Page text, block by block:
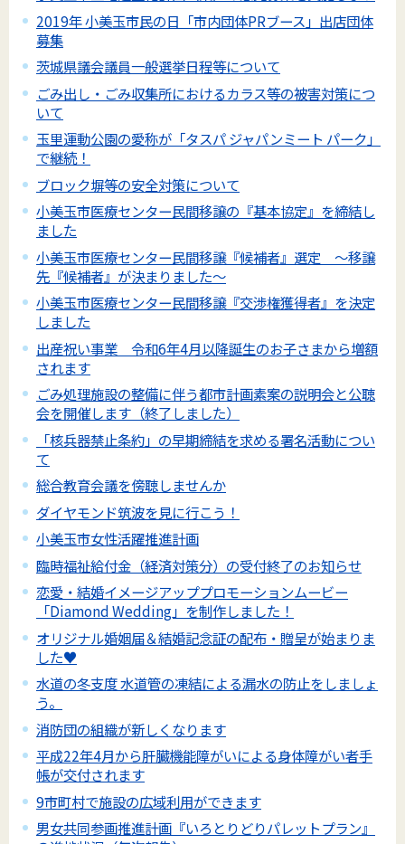
2019年 小美玉市民の日「市内団体PRブース」出店団体
募集
茨城県議会議員一般選挙日程等について
ごみ出し・ごみ収集所におけるカラス等の被害対策につ
いて
玉里運動公園の愛称が「タスパ ジャパンミート パーク」
で継続！
ブロック塀等の安全対策について
小美玉市医療センター民間移譲の『基本協定』を締結し
ました
小美玉市医療センター民間移譲『候補者』選定 ～移譲
先『候補者』が決まりました～
小美玉市医療センター民間移譲『交渉権獲得者』を決定
しました
出産祝い事業 令和6年4月以降誕生のお子さまから増額
されます
ごみ処理施設の整備に伴う都市計画素案の説明会と公聴
会を開催します（終了しました）
「核兵器禁止条約」の早期締結を求める署名活動につい
て
総合教育会議を傍聴しませんか
ダイヤモンド筑波を見に行こう！
小美玉市女性活躍推進計画
臨時福祉給付金（経済対策分）の受付終了のお知らせ
恋愛・結婚イメージアッププロモーションムービー
「Diamond Wedding」を制作しました！
オリジナル婚姻届＆結婚記念証の配布・贈呈が始まりま
した♥
水道の冬支度 水道管の凍結による漏水の防止をしましょ
う。
消防団の組織が新しくなります
平成22年4月から肝臓機能障がいによる身体障がい者手
帳が交付されます
9市町村で施設の広域利用ができます
男女共同参画推進計画『いろとりどりパレットプラン』